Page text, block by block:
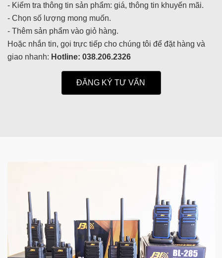
- Kiểm tra thông tin sản phẩm: giá, thông tin khuyến mãi.
- Chọn số lượng mong muốn.
- Thêm sản phẩm vào giỏ hàng.
Hoặc nhắn tin, gọi trực tiếp cho chúng tôi để đặt hàng và
giao nhanh: Hotline: 038.206.2326
ĐĂNG KÝ TƯ VẤN